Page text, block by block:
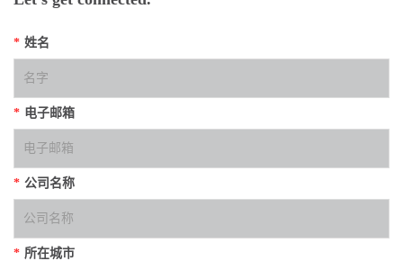
* 姓名
* 电子邮箱
* 公司名称
* 所在城市